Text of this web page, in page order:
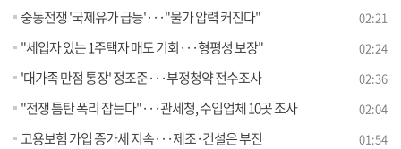
중동전쟁 '국제유가 급등'···"물가 압력 커진다" 02:21
"세입자 있는 1주택자 매도 기회···형평성 보장" 02:24
'대가족 만점 통장' 정조준···부정청약 전수조사 02:36
"전쟁 틈탄 폭리 잡는다"···관세청, 수입업체 10곳 조사 02:04
고용보험 가입 증가세 지속···제조·건설은 부진 01:54